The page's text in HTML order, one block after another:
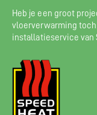
Heb je een groot
vloerverwarming
installatieservice van